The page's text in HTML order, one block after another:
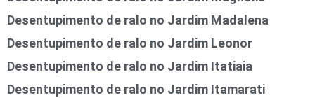
Desentupimento de ralo no Jardim Madalena
Desentupimento de ralo no Jardim Leonor
Desentupimento de ralo no Jardim Itatiaia
Desentupimento de ralo no Jardim Itamarati